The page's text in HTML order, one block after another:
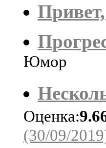
Юмор
Оценка:
(30/09/